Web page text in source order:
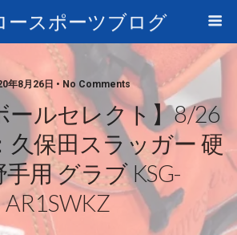
ースポーツブログ
年8月26日 • No Comments
ールセレクト】8/26
久保田スラッガー 硬
用 グラブ KSG-
AR1SWKZ